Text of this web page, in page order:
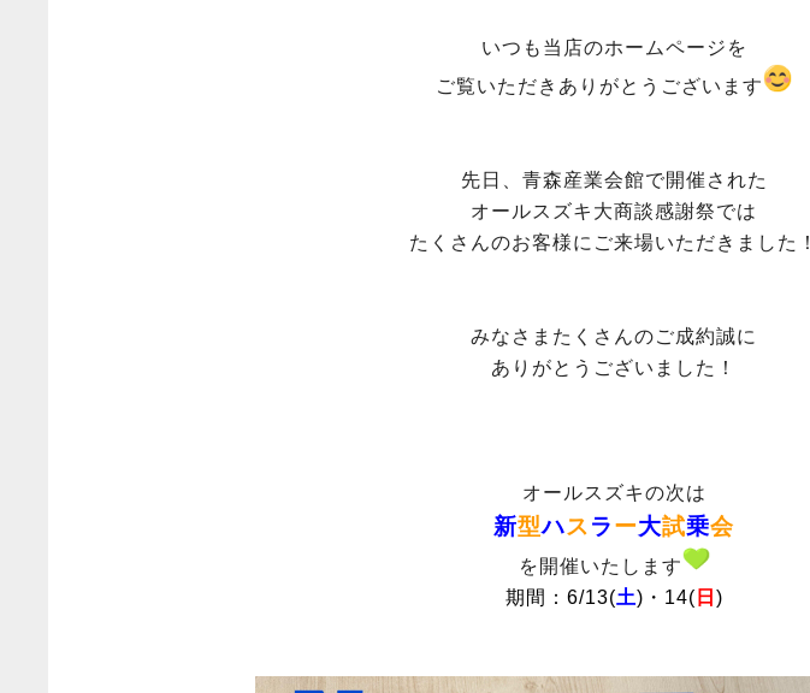
いつも当店のホームページを
ご覧いただきありがとうございます
先日、青森産業会館で開催された
オールスズキ大商談感謝祭では
たくさんのお客様にご来場いただきました！
みなさまたくさんのご成約誠に
ありがとうございました！
オールスズキの次は
新型ハス ラー大試乗会
を開催いたします
期間：6/13(土)・14( 日 )